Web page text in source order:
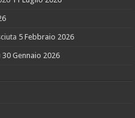
5 Febbraio 2026
30 Gennaio 2026